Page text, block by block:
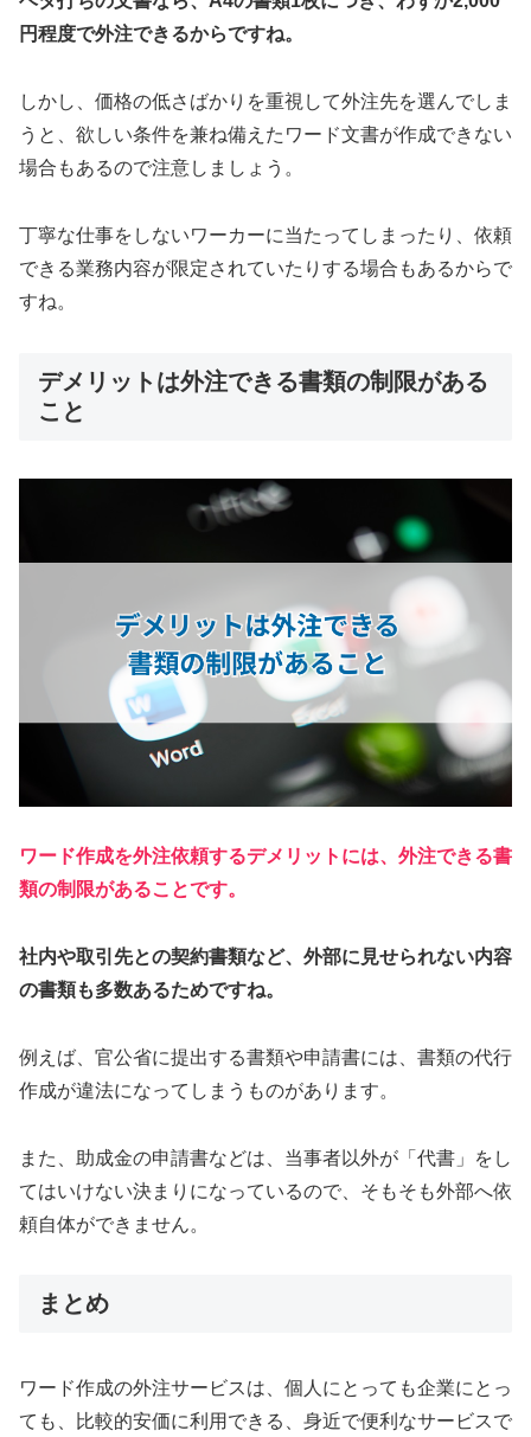
円程度で外注できるからですね。
しかし、価格の低さばかりを重視して外注先を選んでしま
うと、欲しい条件を兼ね備えたワード文書が作成できない
場合もあるので注意しましょう。
丁寧な仕事をしないワーカーに当たってしまったり、依頼
できる業務内容が限定されていたりする場合もあるからで
すね。
デメリットは外注できる書類の制限がある
こと
ワード作成を外注依頼するデメリットには、外注できる書
類の制限があることです。
社内や取引先との契約書類など、外部に見せられない内容
の書類も多数あるためですね。
例えば、官公省に提出する書類や申請書には、書類の代行
作成が違法になってしまうものがあります。
また、助成金の申請書などは、当事者以外が「代書」をし
てはいけない決まりになっているので、そもそも外部へ依
頼自体ができません。
まとめ
ワード作成の外注サービスは、個人にとっても企業にとっ
ても、比較的安価に利用できる、身近で便利なサービスで